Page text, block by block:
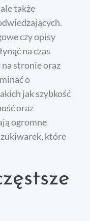
także
czy opisy
na czas
stronie oraz
o
jak szybkość
oraz
ogromne
które